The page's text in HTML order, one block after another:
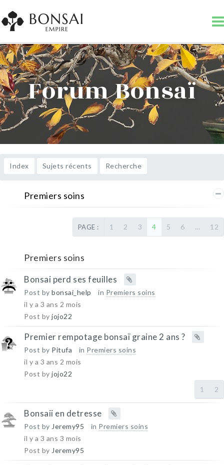
Forum Bonsaï
Index Sujets récents Recherche
Premiers soins
PAGE : 1 2 3 4 5 6 ... 12
Premiers soins
Bonsai perd ses feuilles
Post by bonsai_help in Premiers soins
il y a 3 ans 2 mois
Post by jojo22
Premier rempotage bonsaï graine 2 ans ?
Post by Pitufa in Premiers soins
il y a 3 ans 2 mois
Post by jojo22
1
2
Bonsaii en detresse
Post by Jeremy95 in Premiers soins
il y a 3 ans 3 mois
Post by Jeremy95